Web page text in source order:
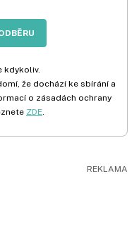
kdykoliv.
že dochází ke sbírání a
o zásadách ochrany
ZDE.